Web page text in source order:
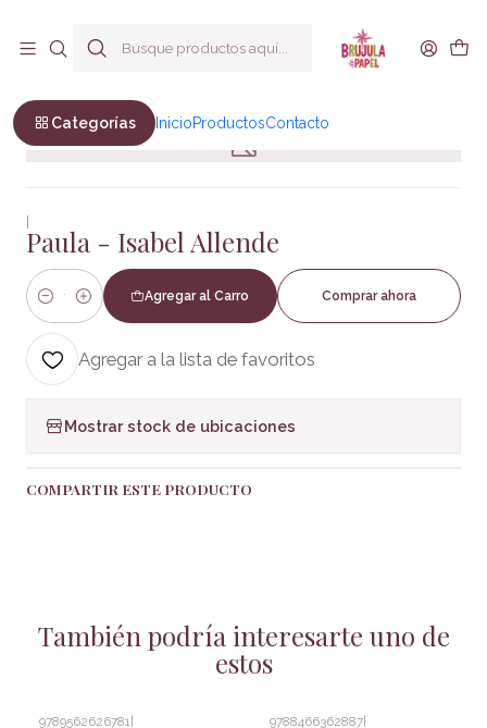
Categorías InicioProductosContacto
Paula - Isabel Allende
|
Paula - Isabel Allende
Cantidad
Agregar al Carro Comprar ahora
Agregar a la lista de favoritos
Mostrar stock de ubicaciones
COMPARTIR ESTE PRODUCTO
También podría interesarte uno de
estos
9789562626781 9788466362887